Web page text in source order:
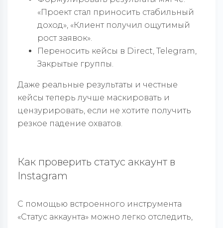
«Проект стал приносить стабильный
доход», «Клиент получил ощутимый
рост заявок».
Переносить кейсы в Direct, Telegram,
Закрытые группы.
Даже реальные результаты и честные
кейсы теперь лучше маскировать и
цензурировать, если не хотите получить
резкое падение охватов.
Как проверить статус аккаунт в
Instagram
С помощью встроенного инструмента
«Статус аккаунта» можно легко отследить,